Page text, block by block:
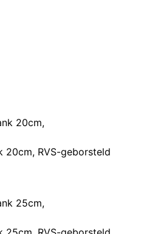
20cm, RVS-geborsteld